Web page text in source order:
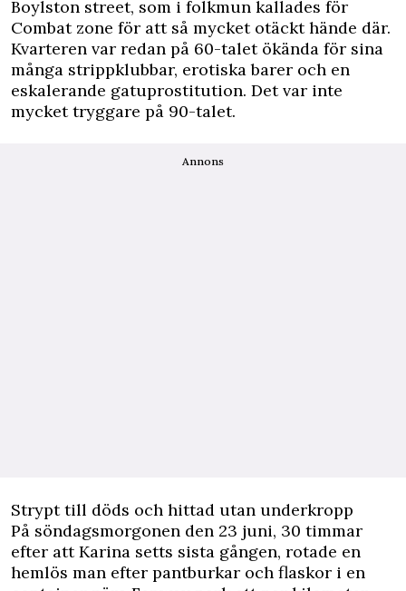
Boylston street, som i folkmun kallades för
Combat zone för att så mycket otäckt hände där.
Kvarteren var redan på 60-talet ökända för sina
många strippklubbar, erotiska barer och en
eskalerande gatuprostitution. Det var inte
mycket tryggare på 90-talet.
Annons
Strypt till döds och hittad utan underkropp
På söndagsmorgonen den 23 juni, 30 timmar
efter att Karina setts sista gången, rotade en
hemlös man efter pantburkar och flaskor i en